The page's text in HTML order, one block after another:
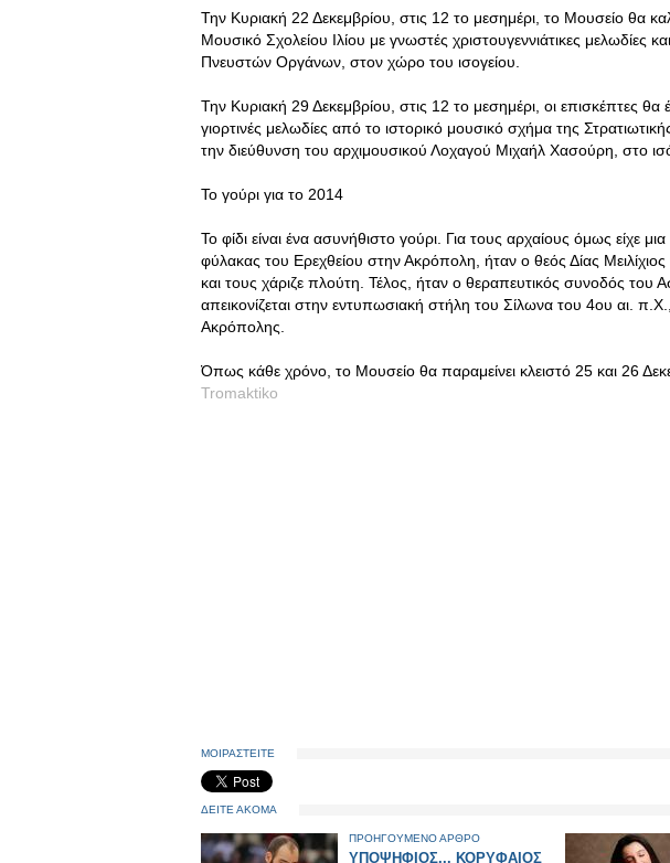
Την Κυριακή 22 Δεκεμβρίου, στις 12 το μεσημέρι, το Μουσείο θα
Μουσικό Σχολείου Ιλίου με γνωστές χριστουγεννιάτικες μελωδίες
Πνευστών Οργάνων, στον χώρο του ισογείου.
Την Κυριακή 29 Δεκεμβρίου, στις 12 το μεσημέρι, οι επισκέπτες
γιορτινές μελωδίες από το ιστορικό μουσικό σχήμα της
την διεύθυνση του αρχιμουσικού Λοχαγού Μιχαήλ Χασούρη, στο
Το γούρι για το 2014
Το φίδι είναι ένα ασυνήθιστο γούρι. Για τους αρχαίους όμως είχε
φύλακας του Ερεχθείου στην Ακρόπολη, ήταν ο θεός Δίας
και τους χάριζε πλούτη. Τέλος, ήταν ο θεραπευτικός συνοδός του
απεικονίζεται στην εντυπωσιακή στήλη του Σίλωνα του 4ου αι.
Ακρόπολης.
Όπως κάθε χρόνο, το Μουσείο θα παραμείνει κλειστό 25 και 26
Tromaktiko
ΜΟΙΡΑΣΤΕΙΤΕ
ΔΕΙΤΕ ΑΚΟΜΑ
ΠΡΟΗΓΟΥΜΕΝΟ ΑΡΘΡΟ
ΥΠΟΨΗΦΙΟΣ... ΚΟΡΥΦΑΙΟΣ